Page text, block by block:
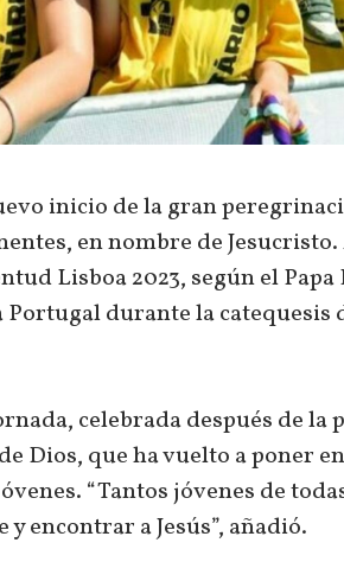
inicio de la gran
en nombre de
Lisboa 2023, según el
durante la catequesis
celebrada después de la
Dios, que ha vuelto a poner
“Tantos jóvenes de
encontrar a Jesús”, añadió.